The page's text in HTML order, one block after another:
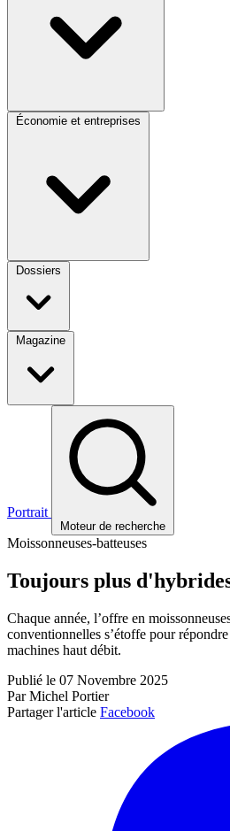
Économie et entreprises
Dossiers
Magazine
Portrait
Moteur de recherche
Moissonneuses-batteuses
Toujours plus
Chaque année, l’offre en
conventionnelles s’étoffe pour
machines haut débit.
Publié le 07 Novembre 2025
Par Michel Portier
Partager l'article Facebook